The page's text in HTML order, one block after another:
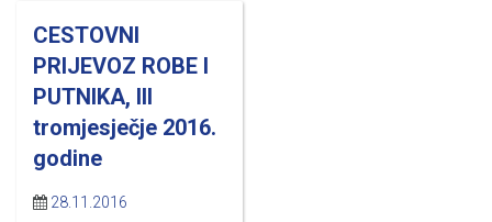
CESTOVNI
PRIJEVOZ ROBE I
PUTNIKA, III
tromjesječje 2016.
godine
28.11.2016